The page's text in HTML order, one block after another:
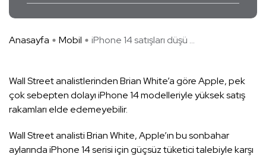
Anasayfa Mobil iPhone 14 satışları düşü ...
Wall Street analistlerinden Brian White’a göre Apple, pek
çok sebepten dolayı iPhone 14 modelleriyle yüksek satış
rakamları elde edemeyebilir.
Wall Street analisti Brian White, Apple’ın bu sonbahar
aylarında iPhone 14 serisi için güçsüz tüketici talebiyle karşı